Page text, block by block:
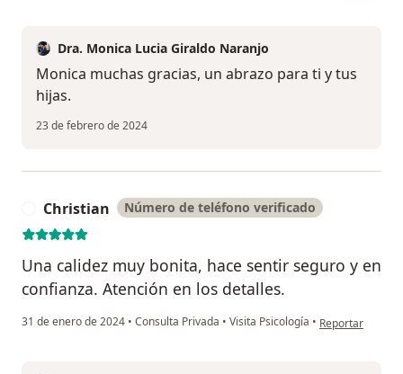
Dra. Monica Lucia Giraldo Naranjo
Monica muchas gracias, un abrazo para ti y tus
hijas.
23 de febrero de 2024
Christian Número de teléfono verificado
Una calidez muy bonita, hace sentir seguro y en
confianza. Atención en los detalles.
31 de enero de 2024 • Consulta Privada • Visita Psicología • en opinión del
Reportar